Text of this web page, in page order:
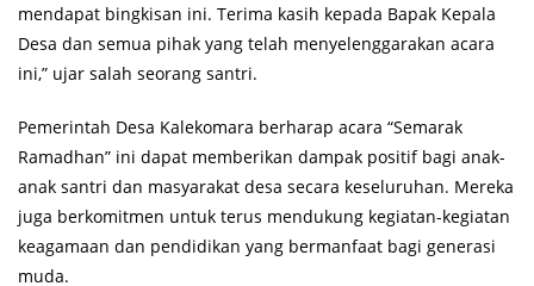
mendapat bingkisan ini. Terima kasih kepada Bapak Kepala
Desa dan semua pihak yang telah menyelenggarakan acara
ini,” ujar salah seorang santri.
Pemerintah Desa Kalekomara berharap acara “Semarak
Ramadhan” ini dapat memberikan dampak positif bagi anak-
anak santri dan masyarakat desa secara keseluruhan. Mereka
juga berkomitmen untuk terus mendukung kegiatan-kegiatan
keagamaan dan pendidikan yang bermanfaat bagi generasi
muda.